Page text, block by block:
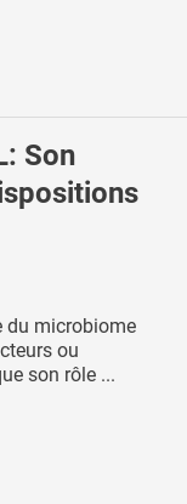
Son
du microbiome
ou
son rôle ...